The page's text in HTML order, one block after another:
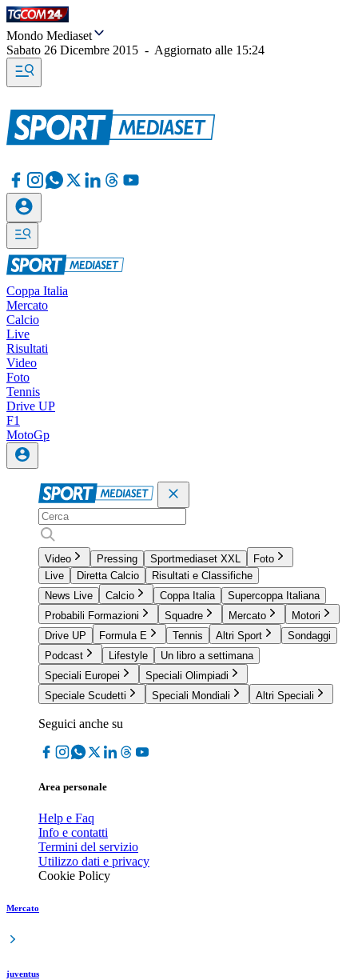
Mondo Mediaset
Sabato 26 Dicembre 2015 - Aggiornato alle 15:24
Coppa Italia
Mercato
Calcio
Live
Risultati
Video
Foto
Tennis
Drive UP
F1
MotoGp
Video Pressing Sportmediaset XXL
Foto
Live
Diretta Calcio
Risultati e Classifiche
News Live
Calcio Coppa Italia
Supercoppa Italiana
Probabili Formazioni
Squadre Mercato
Motori
Drive UP
Formula E Tennis Altri Sport
Sondaggi
Podcast
Lifestyle
Un libro a settimana
Speciali Europei
Speciali Olimpiadi
Speciale Scudetti
Speciali Mondiali Altri Speciali
Seguici anche su
Area personale
Help e Faq
Info e contatti
Termini del servizio
Utilizzo dati e privacy
Cookie Policy
Mercato
juventus